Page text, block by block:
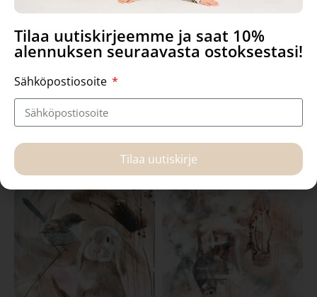
”Nuppu”, Kortti
2,00€
”Watercolor bambi”, Kortti
2,00€
Tilaa uutiskirjeemme ja saat 10%
alennuksen seuraavasta ostoksestasi!
Sähköpostiosoite
Tilaa uutiskirje